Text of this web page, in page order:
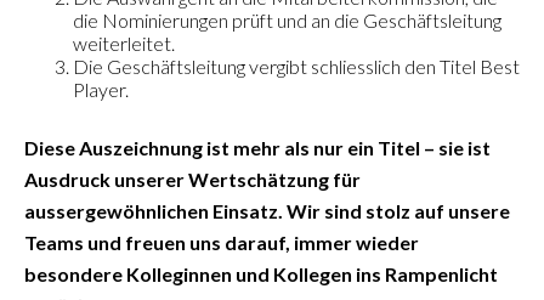
die Nominierungen prüft und an die Geschäftsleitung
weiterleitet.
Die Geschäftsleitung vergibt schliesslich den Titel Best
Player.
Diese Auszeichnung ist mehr als nur ein Titel – sie ist
Ausdruck unserer Wertschätzung für
aussergewöhnlichen Einsatz. Wir sind stolz auf unsere
Teams und freuen uns darauf, immer wieder
besondere Kolleginnen und Kollegen ins Rampenlicht